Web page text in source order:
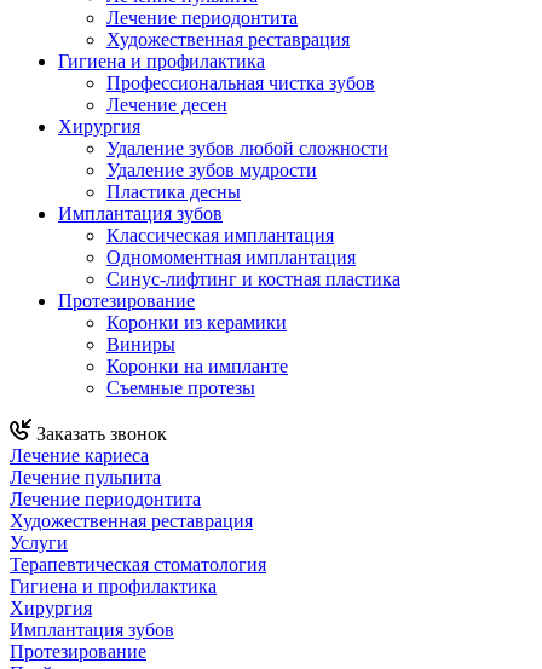
Лечение периодонтита
Художественная реставрация
Гигиена и профилактика
Профессиональная чистка зубов
Лечение десен
Хирургия
Удаление зубов любой сложности
Удаление зубов мудрости
Пластика десны
Имплантация зубов
Классическая имплантация
Одномоментная имплантация
Синус-лифтинг и костная пластика
Протезирование
Коронки из керамики
Виниры
Коронки на импланте
Съемные протезы
Заказать звонок
Лечение кариеса
Лечение пульпита
Лечение периодонтита
Художественная реставрация
Услуги
Терапевтическая стоматология
Гигиена и профилактика
Хирургия
Имплантация зубов
Протезирование